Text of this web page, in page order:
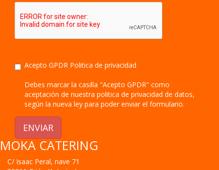
Acepto GPDR Politica de privacidad
Debes marcar la casilla "Acepto GPDR" como
aceptación de nuestra politica de privacidad de datos,
según la nueva ley para poder enviar el formulario.
ENVIAR
MOKA CATERING
C/ Isaac Peral, nave 71